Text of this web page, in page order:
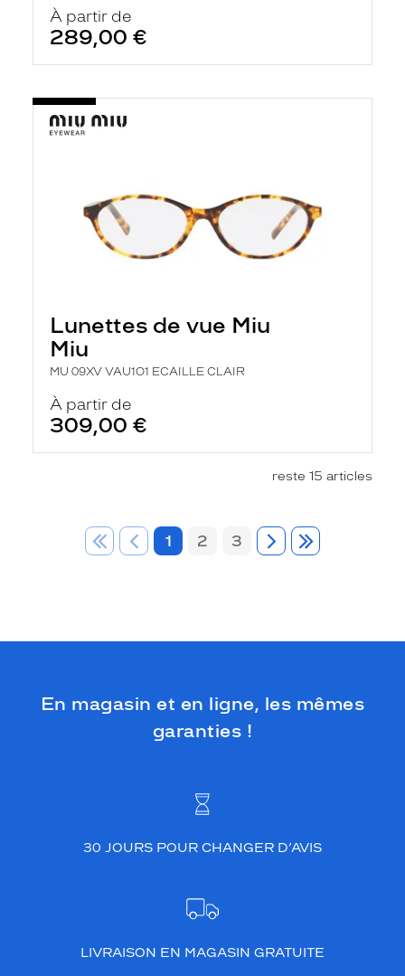
À partir de
289,00 €
Lunettes de vue Miu
Miu
MU 09XV VAU1O1 ECAILLE CLAIR
À partir de
309,00 €
reste 15 articles
1 2 3
En magasin et en ligne, les mêmes
garanties !
30 JOURS POUR CHANGER D’AVIS
LIVRAISON EN MAGASIN GRATUITE